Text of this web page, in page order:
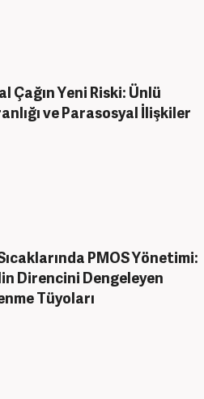
Çağın Yeni Riski: Ünlü
ve Parasosyal İlişkiler
PMOS Yönetimi:
Direncini Dengeleyen
Tüyoları